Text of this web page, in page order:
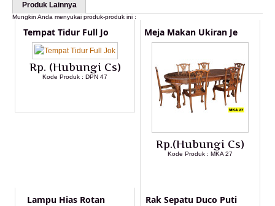
Produk Lainnya
Mungkin Anda menyukai produk-produk ini :
Tempat Tidur Full Jo
Rp. (Hubungi Cs)
Kode Produk : DPN 47
Meja Makan Ukiran Je
Rp.(Hubungi Cs)
Kode Produk : MKA 27
Lampu Hias Rotan Rak Sepatu Duco Puti